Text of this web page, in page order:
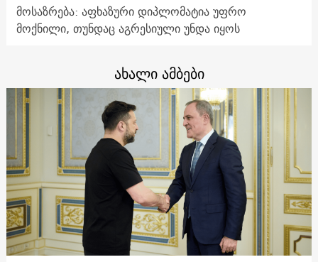
მოსაზრება: აფხაზური დიპლომატია უფრო
მოქნილი, თუნდაც აგრესიული უნდა იყოს
ახალი ამბები